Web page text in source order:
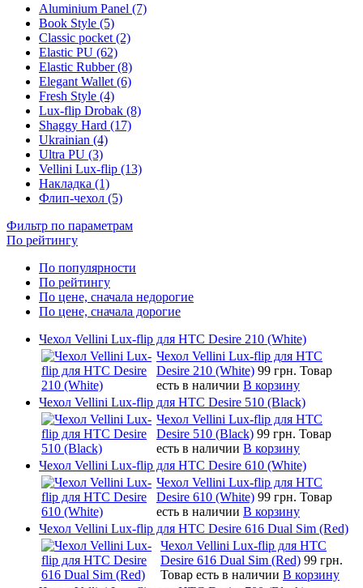
Aluminium Panel (7)
Book Style (5)
Classic pocket (2)
Elastic PU (62)
Elastic Rubber (8)
Elegant Wallet (6)
Fresh Style (4)
Lux-flip Drobak (8)
Shaggy Hard (17)
Ukrainian (4)
Ultra PU (3)
Vellini Lux-flip (13)
Накладка (1)
Флип-чехол (5)
Фильтр по параметрам
По рейтингу
По популярности
По рейтингу
По цене, сначала недорогие
По цене, сначала дорогие
Чехол Vellini Lux-flip для HTC Desire 210 (White)
Чехол Vellini Lux-flip для HTC
Desire 210 (White) 99 грн. Товар
есть в наличии В корзину
Чехол Vellini Lux-flip для HTC Desire 510 (Black)
Чехол Vellini Lux-flip для HTC
Desire 510 (Black) 99 грн. Товар
есть в наличии В корзину
Чехол Vellini Lux-flip для HTC Desire 610 (White)
Чехол Vellini Lux-flip для HTC
Desire 610 (White) 99 грн. Товар
есть в наличии В корзину
Чехол Vellini Lux-flip для HTC Desire 616 Dual Sim (Red)
Чехол Vellini Lux-flip для HTC
Desire 616 Dual Sim (Red) 99 грн.
Товар есть в наличии В корзину